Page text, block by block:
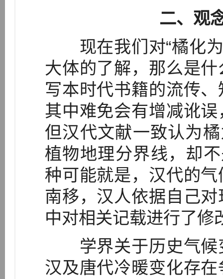
二、观
现在我们对“橘化为
大体的了解，那么是
写本时代书籍的流传
其中难免会有增减讹
但汉代文献一致认为
植物地理分界线，却
种可能就是，汉代的
南移，汉人依据自己
中对相关记载进行了修
学界关于历史气候
汉及唐代冷暖变化存